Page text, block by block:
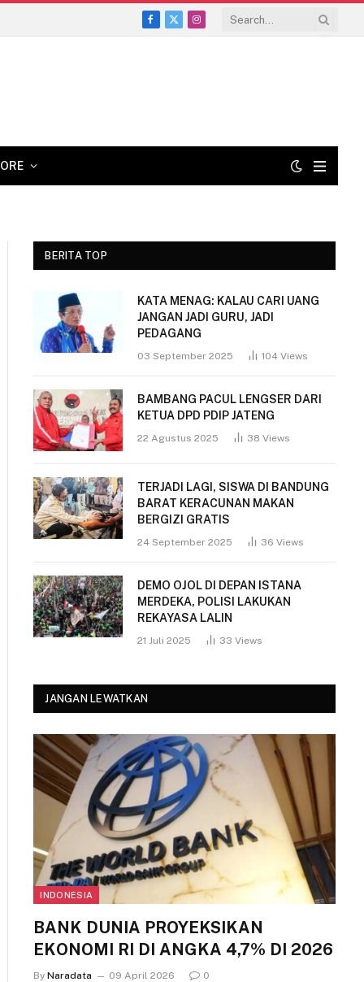
Facebook
X
Instagram
BERITA TOP
KATA MENAG: KALAU CARI UANG
JANGAN JADI GURU, JADI
PEDAGANG
03 September 2025 104Views
BAMBANG PACUL LENGSER DARI
KETUA DPD PDIP JATENG
22 Agustus 2025 38Views
TERJADI LAGI, SISWA DI BANDUNG
BARAT KERACUNAN MAKAN
BERGIZI GRATIS
24 September 2025 36Views
DEMO OJOL DI DEPAN ISTANA
MERDEKA, POLISI LAKUKAN
REKAYASA LALIN
21 Juli 2025 33Views
JANGAN LEWATKAN
INDONESIA
BANK DUNIA PROYEKSIKAN
EKONOMI RI DI ANGKA 4,7% DI 2026
By Naradata 09 April 2026 0